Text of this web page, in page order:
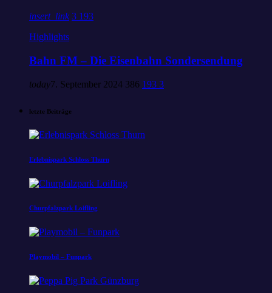
insert_link 3 193
Highlights
Bahn FM – Die Eisenbahn Sondersendung
today7. September 2024 386 193 3
letzte Beiträge
Erlebnispark Schloss Thurn
Churpfalzpark Loifling
Playmobil – Funpark